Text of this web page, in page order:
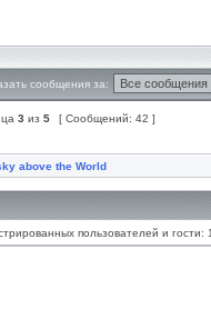
сообщения за:
3 из 5 [ Сообщений: 42 ]
above the World
пользователей и гости: